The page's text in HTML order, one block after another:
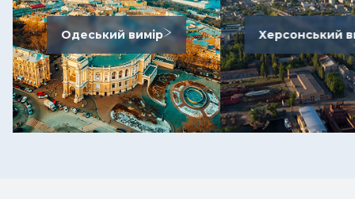
Одеський вимір Херсонський